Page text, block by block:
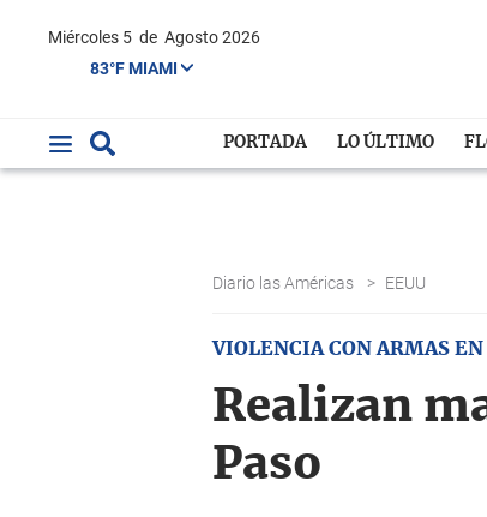
Miércoles 5 de Agosto 2026
83°F MIAMI
PORTADA LO ÚLTIMO
Diario las Américas > EEUU
VIOLENCIA CON ARMAS
Realizan
Paso